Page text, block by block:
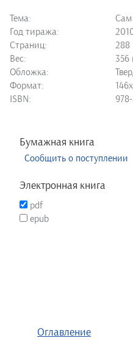
Тема:
Сам
Год тиража:
Страниц:
288
Вес:
356
Обложка:
Формат:
ISBN:
Бумажная книга
Сообщить о поступлении
Электронная книга
pdf
epub
Оглавление